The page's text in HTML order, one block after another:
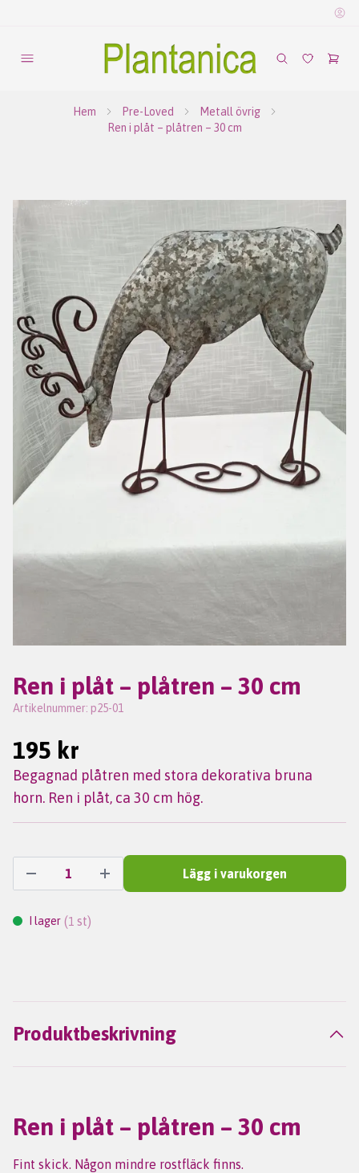
Hem Pre-Loved
Metall övrig
Ren i plåt – plåtren – 30 cm
Ren i plåt – plåtren – 30 cm
Artikelnummer: p25-01
195 kr
Begagnad plåtren med stora dekorativa bruna
horn. Ren i plåt, ca 30 cm hög.
Lägg i varukorgen
I lager (1 st)
Produktbeskrivning
Ren i plåt – plåtren – 30 cm
Fint skick. Någon mindre rostfläck finns.